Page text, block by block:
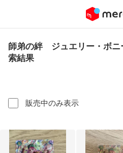
師弟の絆 ジュエリー・ボ
索結果
販売中のみ表示